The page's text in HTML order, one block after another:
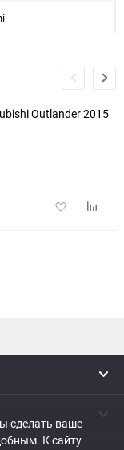
Outlander 2015
Добавить
сделать ваше
К cайту